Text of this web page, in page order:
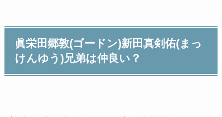
眞栄田郷敦(ゴードン)新田真剣佑(まっ
けんゆう)兄弟は仲良い？